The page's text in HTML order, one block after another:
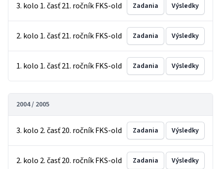
3. kolo 1. časť 21. ročník FKS-old Zadania Výsledky
2. kolo 1. časť 21. ročník FKS-old Zadania Výsledky
1. kolo 1. časť 21. ročník FKS-old Zadania Výsledky
2004 / 2005
3. kolo 2. časť 20. ročník FKS-old Zadania Výsledky
2. kolo 2. časť 20. ročník FKS-old Zadania Výsledky